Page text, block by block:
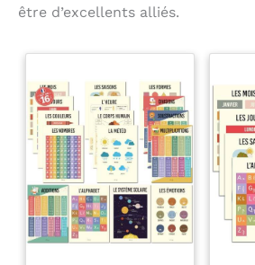
être d’excellents alliés.